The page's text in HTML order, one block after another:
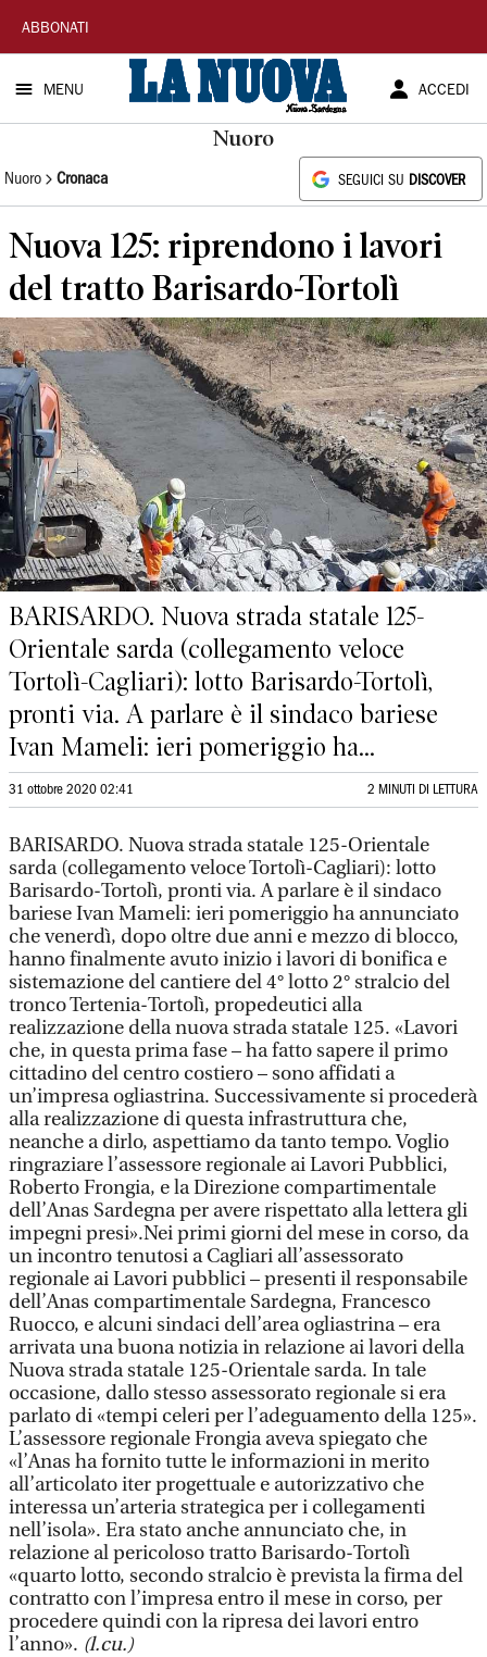
La
Nuova
Sardegna
ABBONATI
MENU ACCEDI
Nuoro
Nuoro Cronaca SEGUICI SU DISCOVER
Nuova 125: riprendono i lavori
del tratto Barisardo-Tortolì
BARISARDO. Nuova strada statale 125-
Orientale sarda (collegamento veloce
Tortolì-Cagliari): lotto Barisardo-Tortolì,
pronti via. A parlare è il sindaco bariese
Ivan Mameli: ieri pomeriggio ha...
31 ottobre 2020 02:41 2 MINUTI DI LETTURA
BARISARDO. Nuova strada statale 125-Orientale
sarda (collegamento veloce Tortolì-Cagliari): lotto
Barisardo-Tortolì, pronti via. A parlare è il sindaco
bariese Ivan Mameli: ieri pomeriggio ha annunciato
che venerdì, dopo oltre due anni e mezzo di blocco,
hanno finalmente avuto inizio i lavori di bonifica e
sistemazione del cantiere del 4° lotto 2° stralcio del
tronco Tertenia-Tortolì, propedeutici alla
realizzazione della nuova strada statale 125. «Lavori
che, in questa prima fase – ha fatto sapere il primo
cittadino del centro costiero – sono affidati a
un’impresa ogliastrina. Successivamente si procederà
alla realizzazione di questa infrastruttura che,
neanche a dirlo, aspettiamo da tanto tempo. Voglio
ringraziare l’assessore regionale ai Lavori Pubblici,
Roberto Frongia, e la Direzione compartimentale
dell’Anas Sardegna per avere rispettato alla lettera gli
impegni presi».Nei primi giorni del mese in corso, da
un incontro tenutosi a Cagliari all’assessorato
regionale ai Lavori pubblici – presenti il responsabile
dell’Anas compartimentale Sardegna, Francesco
Ruocco, e alcuni sindaci dell’area ogliastrina – era
arrivata una buona notizia in relazione ai lavori della
Nuova strada statale 125-Orientale sarda. In tale
occasione, dallo stesso assessorato regionale si era
parlato di «tempi celeri per l’adeguamento della 125».
L’assessore regionale Frongia aveva spiegato che
«l’Anas ha fornito tutte le informazioni in merito
all’articolato iter progettuale e autorizzativo che
interessa un’arteria strategica per i collegamenti
nell’isola». Era stato anche annunciato che, in
relazione al pericoloso tratto Barisardo-Tortolì
«quarto lotto, secondo stralcio è prevista la firma del
contratto con l’impresa entro il mese in corso, per
procedere quindi con la ripresa dei lavori entro
l’anno». (l.cu.)